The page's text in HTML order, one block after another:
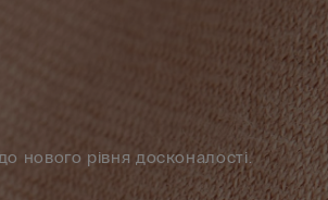
нового рівня досконалості.